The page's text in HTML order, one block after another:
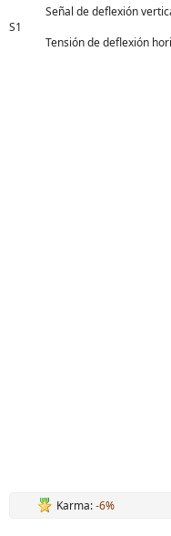
Señal de deflexión
S1
Tensión de deflexión
Karma:-6%